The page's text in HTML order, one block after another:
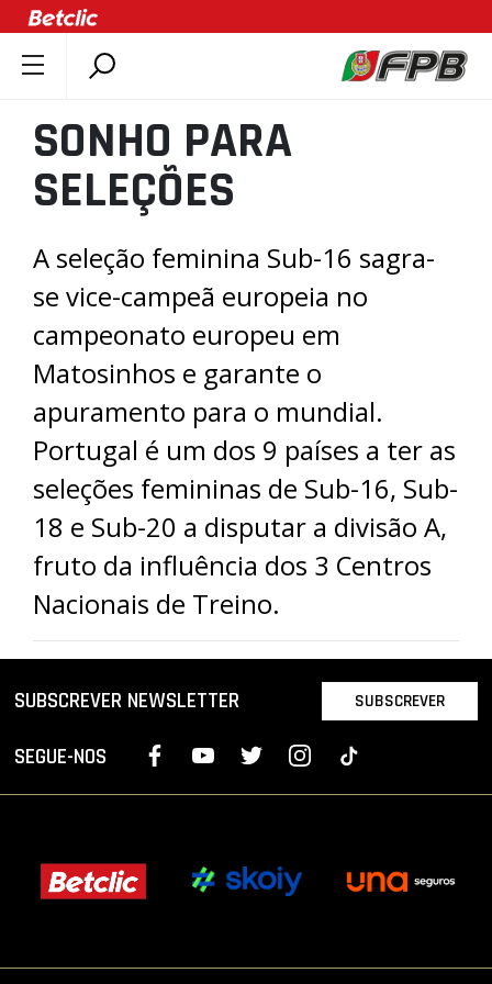
DOCUMENTOS
ÚLTIMAS
COMPETIÇÕES
ASSOCIAÇÕES
CLUBES
AGENTES
AGENDA
SELEÇÕES
MINIBASQUETE
ÁREA TÉCNICA
PROJETOS
LIGA BETCLIC MASCULINA
LIGA BETCLIC FEMININA
SONHO PARA
SELEÇÕES
A seleção feminina Sub-16 sagra-
se vice-campeã europeia no
campeonato europeu em
Matosinhos e garante o
apuramento para o mundial.
Portugal é um dos 9 países a ter as
seleções femininas de Sub-16, Sub-
18 e Sub-20 a disputar a divisão A,
fruto da influência dos 3 Centros
Nacionais de Treino.
SUBSCREVER NEWSLETTER SUBSCREVER
SEGUE-NOS